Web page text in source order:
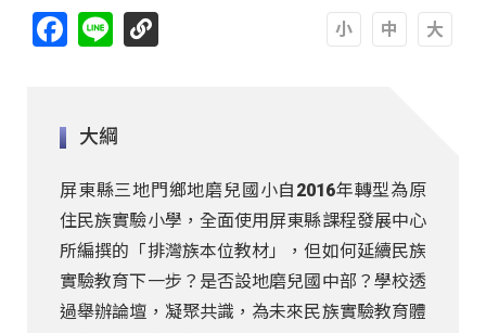
Facebook
Line
大綱
屏東縣三地門鄉地磨兒國小自2016年轉型為原
住民族實驗小學，全面使用屏東縣課程發展中心
所編撰的「排灣族本位教材」，但如何延續民族
實驗教育下一步？是否設地磨兒國中部？學校透
過舉辦論壇，凝聚共識，為未來民族實驗教育體